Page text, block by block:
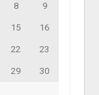
8 9
15 16
22 23
29 30